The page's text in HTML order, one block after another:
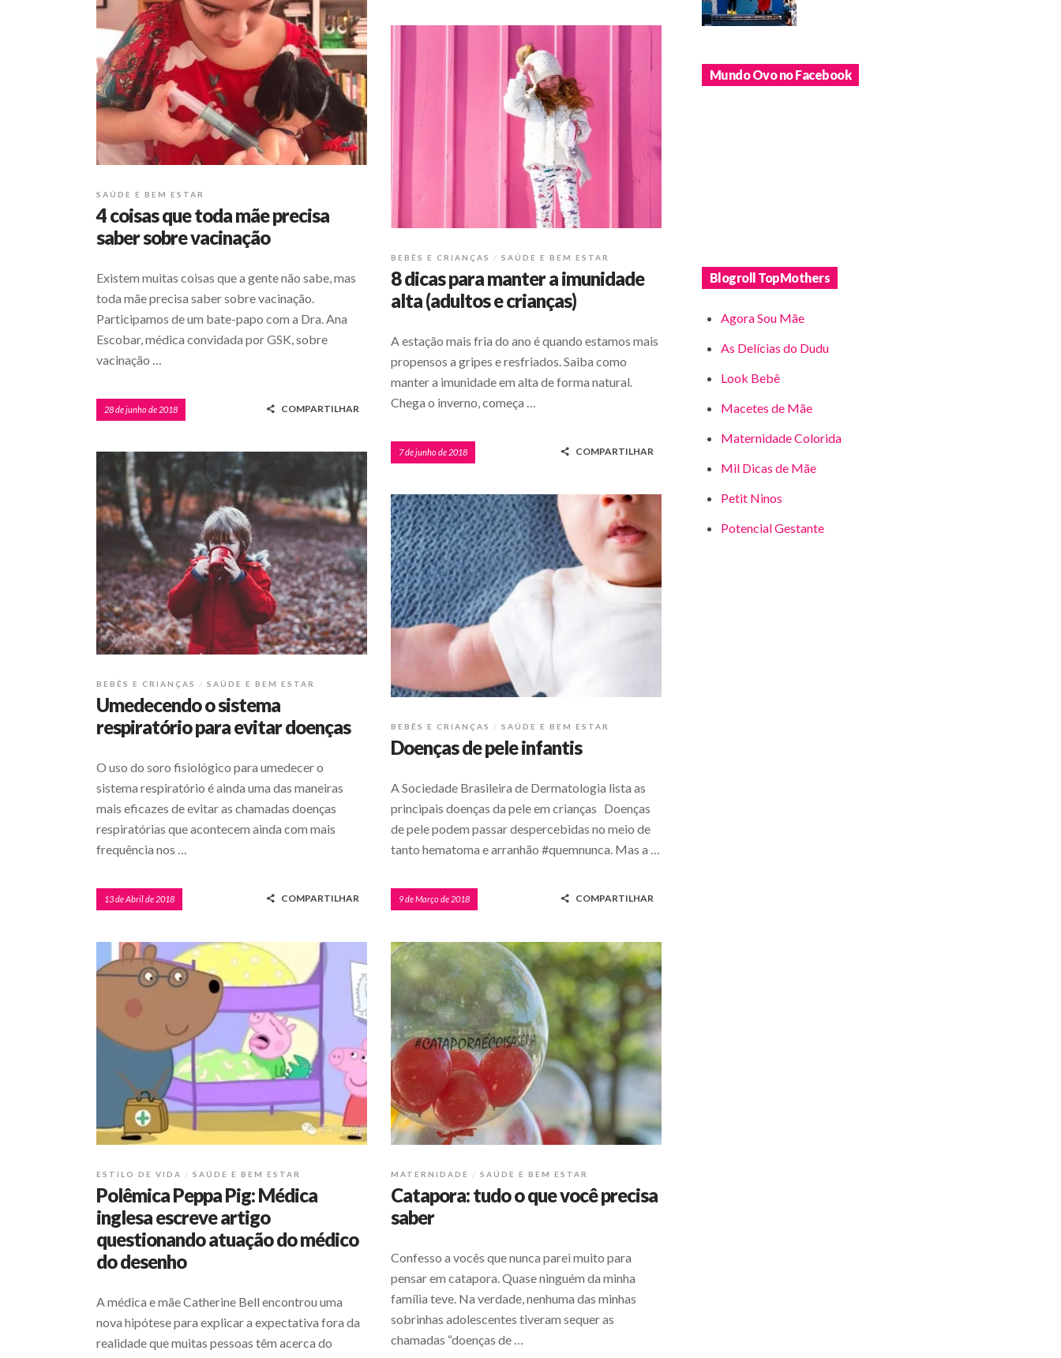
SAÚDE E BEM ESTAR
4 coisas que toda mãe precisa
saber sobre vacinação
Existem muitas coisas que a gente não sabe, mas
toda mãe precisa saber sobre vacinação.
Participamos de um bate-papo com a Dra. Ana
Escobar, médica convidada por GSK, sobre
vacinação …
28 de junho de 2018 COMPARTILHAR
BEBÊS E CRIANÇAS SAÚDE E BEM ESTAR
8 dicas para manter a imunidade
alta (adultos e crianças)
A estação mais fria do ano é quando estamos mais
propensos a gripes e resfriados. Saiba como
manter a imunidade em alta de forma natural.
Chega o inverno, começa …
7 de junho de 2018 COMPARTILHAR
BEBÊS E CRIANÇAS SAÚDE E BEM ESTAR
Umedecendo o sistema
respiratório para evitar doenças
O uso do soro fisiológico para umedecer o
sistema respiratório é ainda uma das maneiras
mais eficazes de evitar as chamadas doenças
respiratórias que acontecem ainda com mais
frequência nos …
13 de Abril de 2018 COMPARTILHAR
BEBÊS E CRIANÇAS SAÚDE E BEM ESTAR
Doenças de pele infantis
A Sociedade Brasileira de Dermatologia lista as
principais doenças da pele em crianças Doenças
de pele podem passar despercebidas no meio de
tanto hematoma e arranhão #quemnunca. Mas a …
9 de Março de 2018 COMPARTILHAR
ESTILO DE VIDA SAÚDE E BEM ESTAR
Polêmica Peppa Pig: Médica
inglesa escreve artigo
questionando atuação do médico
do desenho
A médica e mãe Catherine Bell encontrou uma
nova hipótese para explicar a expectativa fora da
realidade que muitas pessoas têm acerca do
MATERNIDADE SAÚDE E BEM ESTAR
Catapora: tudo o que você precisa
saber
Confesso a vocês que nunca parei muito para
pensar em catapora. Quase ninguém da minha
família teve. Na verdade, nenhuma das minhas
sobrinhas adolescentes tiveram sequer as
chamadas “doenças de …
Mundo Ovo no Facebook
Blogroll TopMothers
Agora Sou Mãe
As Delícias do Dudu
Look Bebê
Macetes de Mãe
Maternidade Colorida
Mil Dicas de Mãe
Petit Ninos
Potencial Gestante